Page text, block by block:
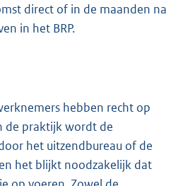
direct of in de maanden na
in het BRP.
hebben recht op
de praktijk wordt de
het uitzendbureau of de
het blijkt noodzakelijk dat